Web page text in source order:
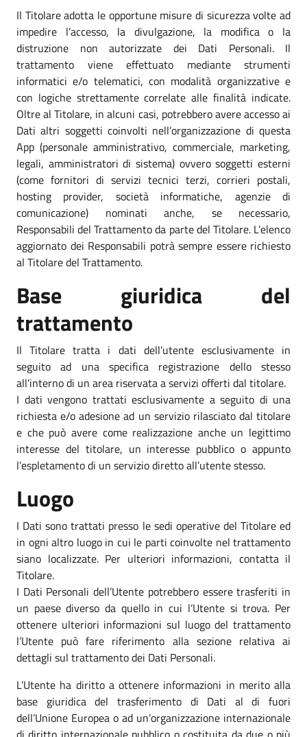
Il Titolare adotta le opportune misure di sicurezza volte ad
impedire l’accesso, la divulgazione, la modifica o la
distruzione non autorizzate dei Dati Personali. Il
trattamento viene effettuato mediante strumenti
informatici e/o telematici, con modalità organizzative e
con logiche strettamente correlate alle finalità indicate.
Oltre al Titolare, in alcuni casi, potrebbero avere accesso ai
Dati altri soggetti coinvolti nell’organizzazione di questa
App (personale amministrativo, commerciale, marketing,
legali, amministratori di sistema) ovvero soggetti esterni
(come fornitori di servizi tecnici terzi, corrieri postali,
hosting provider, società informatiche, agenzie di
comunicazione) nominati anche, se necessario,
Responsabili del Trattamento da parte del Titolare. L’elenco
aggiornato dei Responsabili potrà sempre essere richiesto
al Titolare del Trattamento.
Base giuridica del
trattamento
Il Titolare tratta i dati dell’utente esclusivamente in
seguito ad una specifica registrazione dello stesso
all’interno di un area riservata a servizi offerti dal titolare.
I dati vengono trattati esclusivamente a seguito di una
richiesta e/o adesione ad un servizio rilasciato dal titolare
e che può avere come realizzazione anche un legittimo
interesse del titolare, un interesse pubblico o appunto
l’espletamento di un servizio diretto all’utente stesso.
Luogo
I Dati sono trattati presso le sedi operative del Titolare ed
in ogni altro luogo in cui le parti coinvolte nel trattamento
siano localizzate. Per ulteriori informazioni, contatta il
Titolare.
I Dati Personali dell’Utente potrebbero essere trasferiti in
un paese diverso da quello in cui l’Utente si trova. Per
ottenere ulteriori informazioni sul luogo del trattamento
l’Utente può fare riferimento alla sezione relativa ai
dettagli sul trattamento dei Dati Personali.
L’Utente ha diritto a ottenere informazioni in merito alla
base giuridica del trasferimento di Dati al di fuori
dell’Unione Europea o ad un’organizzazione internazionale